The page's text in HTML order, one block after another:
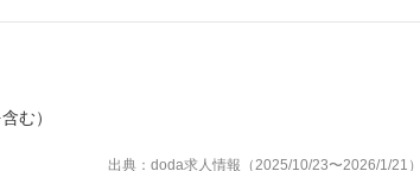
む）
出典：doda求人情報（2025/10/23〜2026/1/21